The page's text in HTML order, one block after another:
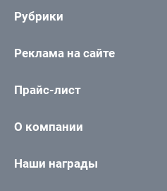
Рубрики
Реклама на сайте
Прайс-лист
О компании
Наши награды